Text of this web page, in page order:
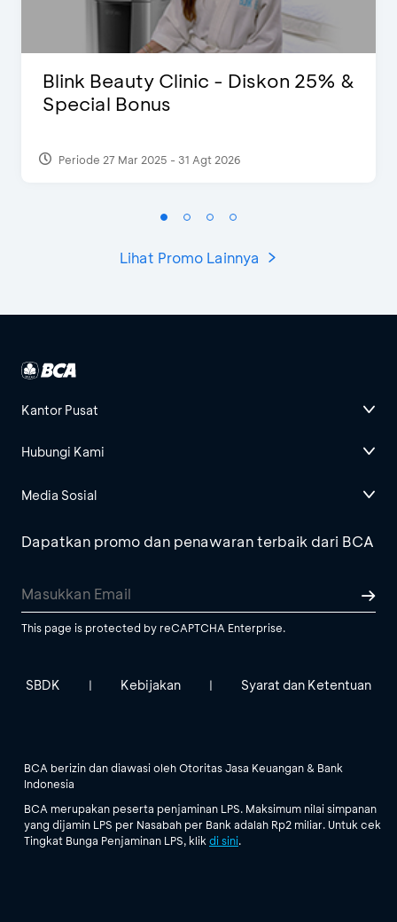
Blink Beauty Clinic - Diskon 25% &
Special Bonus
Periode 27 Mar 2025 - 31 Agt 2026
Lihat Promo Lainnya
Kantor Pusat
Hubungi Kami
Media Sosial
Dapatkan promo dan penawaran terbaik dari BCA
This page is protected by reCAPTCHA Enterprise.
SBDK | Kebijakan | Syarat dan Ketentuan
BCA berizin dan diawasi oleh Otoritas Jasa Keuangan & Bank
Indonesia
BCA merupakan peserta penjaminan LPS. Maksimum nilai simpanan
yang dijamin LPS per Nasabah per Bank adalah Rp2 miliar. Untuk cek
Tingkat Bunga Penjaminan LPS, klik di sini.